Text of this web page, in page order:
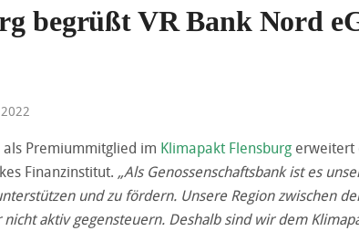
begrüßt VR Bank Nord
Premiummitglied im Klimapakt Flensburg erweitert
Finanzinstitut. „Als Genossenschaftsbank ist es
und zu fördern. Unsere Region zwischen
aktiv gegensteuern. Deshalb sind wir dem